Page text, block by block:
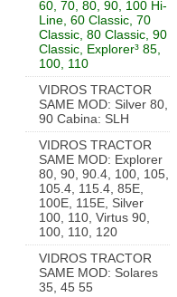
60, 70, 80, 90, 100 Hi-
Line, 60 Classic, 70
Classic, 80 Classic, 90
Classic, Explorer³ 85,
100, 110
VIDROS TRACTOR
SAME MOD: Silver 80,
90 Cabina: SLH
VIDROS TRACTOR
SAME MOD: Explorer
80, 90, 90.4, 100, 105,
105.4, 115.4, 85E,
100E, 115E, Silver
100, 110, Virtus 90,
100, 110, 120
VIDROS TRACTOR
SAME MOD: Solares
35, 45 55